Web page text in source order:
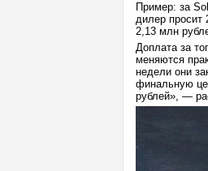
Пример: за
дилер просит
2,13 млн
Доплата за
меняются
недели они
финальную
рублей», —